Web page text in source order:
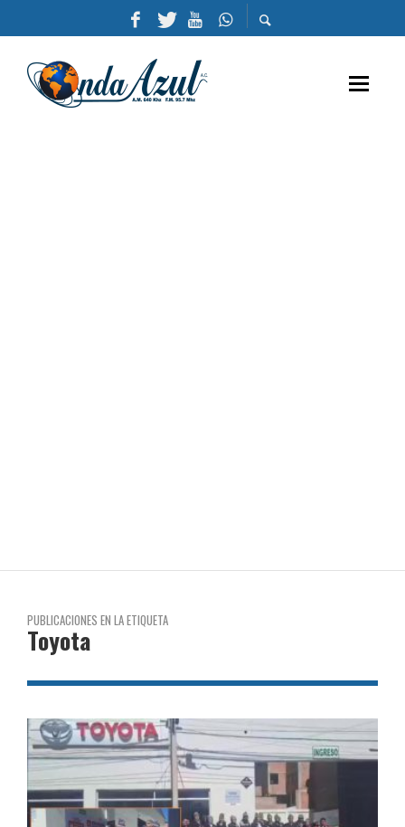
PUBLICACIONES EN LA ETIQUETA
Toyota